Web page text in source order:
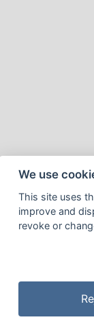
We use
This site uses
improve and
revoke or